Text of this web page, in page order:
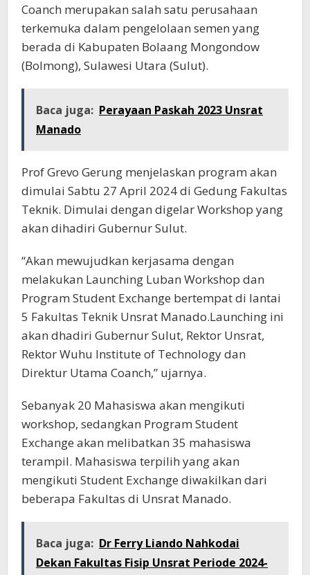
Coanch merupakan salah satu perusahaan
terkemuka dalam pengelolaan semen yang
berada di Kabupaten Bolaang Mongondow
(Bolmong), Sulawesi Utara (Sulut).
Baca juga: Perayaan Paskah 2023 Unsrat
Manado
Prof Grevo Gerung menjelaskan program akan
dimulai Sabtu 27 April 2024 di Gedung Fakultas
Teknik. Dimulai dengan digelar Workshop yang
akan dihadiri Gubernur Sulut.
“Akan mewujudkan kerjasama dengan
melakukan Launching Luban Workshop dan
Program Student Exchange bertempat di lantai
5 Fakultas Teknik Unsrat Manado.Launching ini
akan dhadiri Gubernur Sulut, Rektor Unsrat,
Rektor Wuhu Institute of Technology dan
Direktur Utama Coanch,” ujarnya.
Sebanyak 20 Mahasiswa akan mengikuti
workshop, sedangkan Program Student
Exchange akan melibatkan 35 mahasiswa
terampil. Mahasiswa terpilih yang akan
mengikuti Student Exchange diwakilkan dari
beberapa Fakultas di Unsrat Manado.
Baca juga: Dr Ferry Liando Nahkodai
Dekan Fakultas Fisip Unsrat Periode 2024-